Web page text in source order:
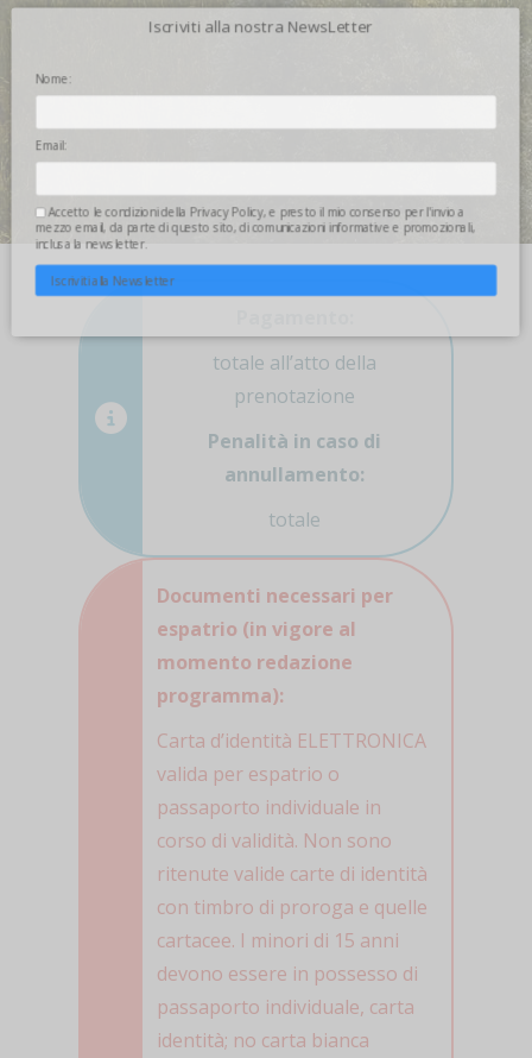
totale all’atto della
prenotazione
Penalità in caso di
annullamento:
totale
Documenti necessari per
espatrio (in vigore al
momento redazione
programma):
Carta d’identità ELETTRONICA
valida per espatrio o
passaporto individuale in
corso di validità. Non sono
ritenute valide carte di identità
con timbro di proroga e quelle
cartacee. I minori di 15 anni
devono essere in possesso di
passaporto individuale, carta
identità; no carta bianca
Nome:
Email:
Accetto le condizioni della Privacy Policy, e presto il mio consenso per l'invio a
mezzo email, da parte di questo sito, di comunicazioni informative e promozionali,
inclusa la newsletter.
Iscriviti alla Newsletter
Iscriviti alla nostra NewsLetter